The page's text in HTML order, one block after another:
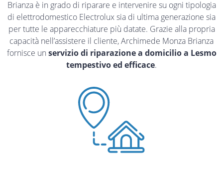
Brianza è in grado di riparare e intervenire su ogni tipologia
di elettrodomestico Electrolux sia di ultima generazione sia
per tutte le apparecchiature più datate. Grazie alla propria
capacità nell’assistere il cliente, Archimede Monza Brianza
fornisce un servizio di riparazione a domicilio a Lesmo
tempestivo ed efficace.